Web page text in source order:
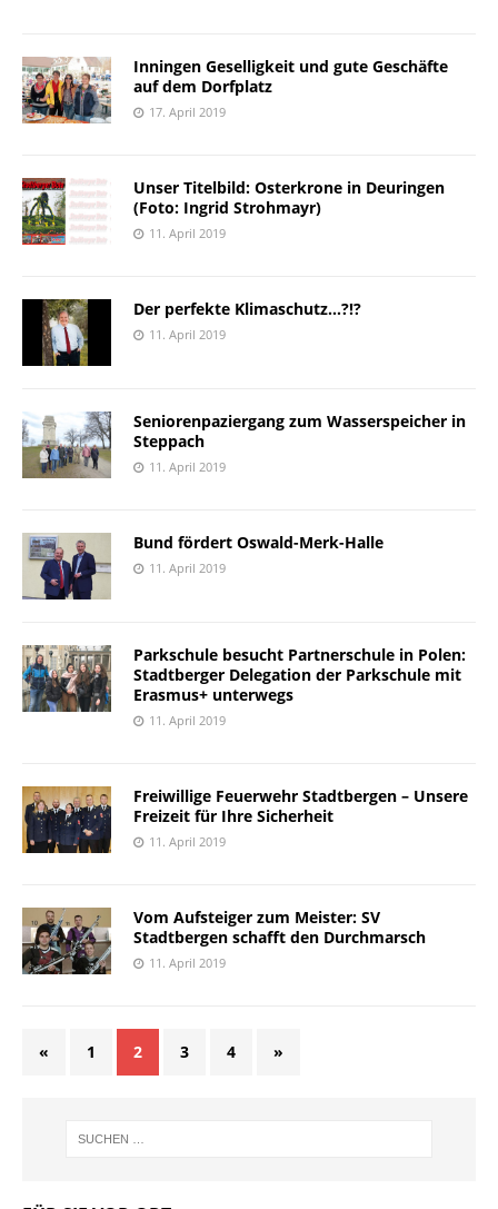
Inningen Geselligkeit und gute Geschäfte
auf dem Dorfplatz
17. April 2019
Unser Titelbild: Osterkrone in Deuringen
(Foto: Ingrid Strohmayr)
11. April 2019
Der perfekte Klimaschutz…?!?
11. April 2019
Seniorenpaziergang zum Wasserspeicher in
Steppach
11. April 2019
Bund fördert Oswald-Merk-Halle
11. April 2019
Parkschule besucht Partnerschule in Polen:
Stadtberger Delegation der Parkschule mit
Erasmus+ unterwegs
11. April 2019
Freiwillige Feuerwehr Stadtbergen – Unsere
Freizeit für Ihre Sicherheit
11. April 2019
Vom Aufsteiger zum Meister: SV
Stadtbergen schafft den Durchmarsch
11. April 2019
« 1 2 3 4 »